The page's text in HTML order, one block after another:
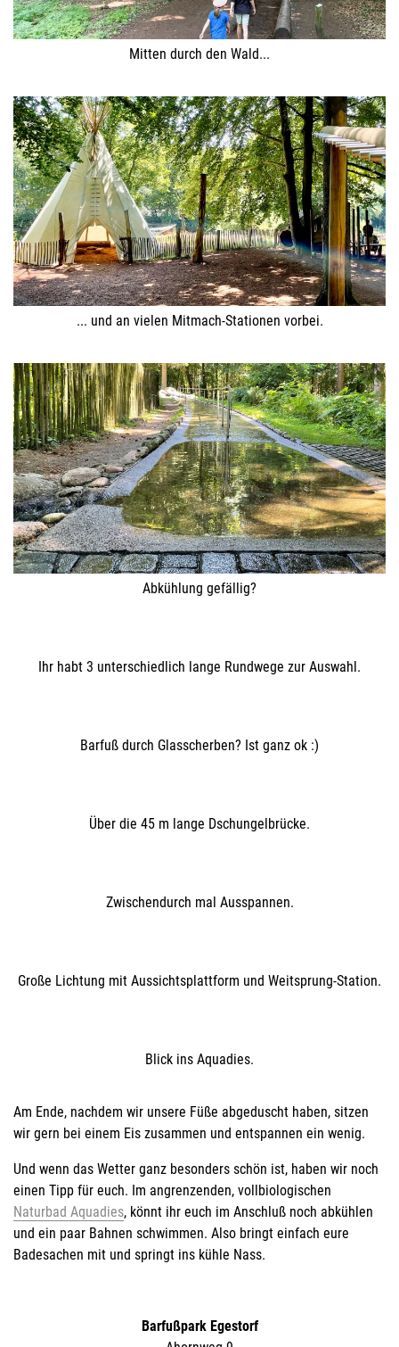
Mitten durch den Wald...
... und an vielen Mitmach-Stationen vorbei.
Abkühlung gefällig?
Ihr habt 3 unterschiedlich lange Rundwege zur Auswahl.
Barfuß durch Glasscherben? Ist ganz ok :)
Über die 45 m lange Dschungelbrücke.
Zwischendurch mal Ausspannen.
Große Lichtung mit Aussichtsplattform und Weitsprung-Station.
Blick ins Aquadies.
Am Ende, nachdem wir unsere Füße abgeduscht haben, sitzen
wir gern bei einem Eis zusammen und entspannen ein wenig.
Und wenn das Wetter ganz besonders schön ist, haben wir noch
einen Tipp für euch. Im angrenzenden, vollbiologischen
Naturbad Aquadies, könnt ihr euch im Anschluß noch abkühlen
und ein paar Bahnen schwimmen. Also bringt einfach eure
Badesachen mit und springt ins kühle Nass.
Barfußpark Egestorf